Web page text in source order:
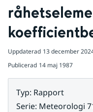
Uppdaterad 13 december
Publicerad 14 maj 1987
Typ: Rapport
Serie: Meteorologi